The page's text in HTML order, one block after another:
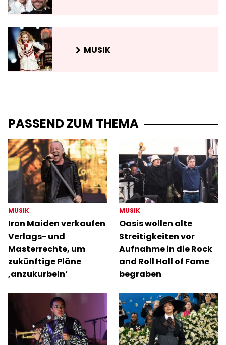
MUSIK
PASSEND ZUM THEMA
MUSIK
Iron Maiden verkaufen
Verlags- und
Masterrechte, um
zukünftige Pläne
‚anzukurbeln‘
MUSIK
Oasis wollen alte
Streitigkeiten vor
Aufnahme in die Rock
and Roll Hall of Fame
begraben